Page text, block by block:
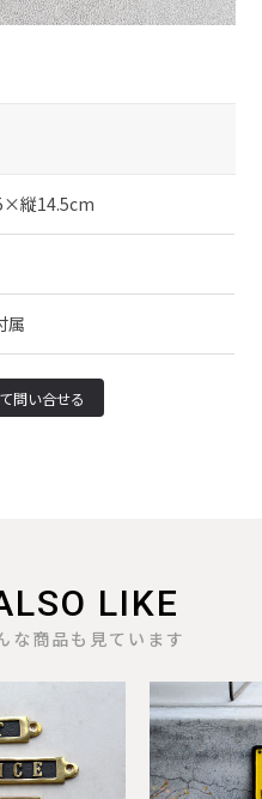
縦14.5cm
属
LIKE
な商品も見ています